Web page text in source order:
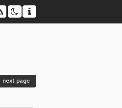
next page